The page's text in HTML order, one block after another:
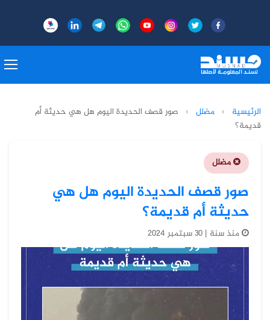
الرئيسية › مضلل › صور قصف الحديدة اليوم هل هي حديثة أم
قديمة؟
مضلل
صور قصف الحديدة اليوم هل هي
حديثة أم قديمة؟
منذ سنة | 30 سبتمبر 2024